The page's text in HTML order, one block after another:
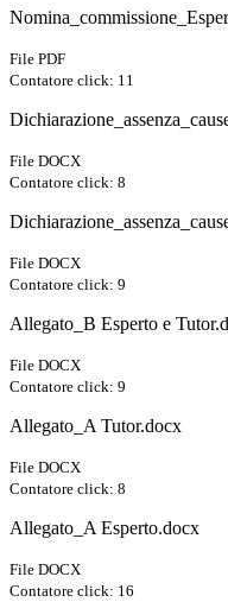
File PDF
Contatore click: 11
File DOCX
Contatore click: 8
File DOCX
Contatore click: 9
Allegato_B Esperto e
File DOCX
Contatore click: 9
Allegato_A Tutor.docx
File DOCX
Contatore click: 8
Allegato_A Esperto.docx
File DOCX
Contatore click: 16